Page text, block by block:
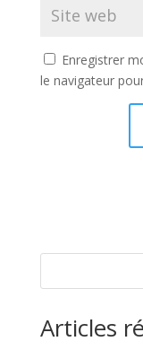
Enregistrer
le navigateur
Articles